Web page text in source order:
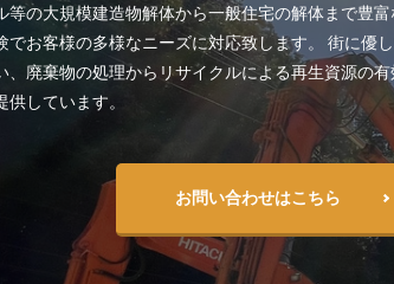
等の大規模建造物解体から一般住宅の解体まで豊
でお客様の多様なニーズに対応致します。 街に優
、廃棄物の処理からリサイクルによる再生資源の
供しています。
お問い合わせはこちら